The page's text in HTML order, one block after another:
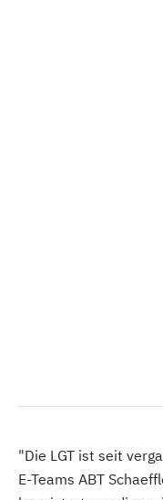
"Die LGT ist seit
E-Teams ABT